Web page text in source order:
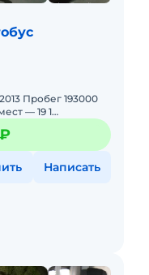
Пробег 193000
— 19 1
Написать